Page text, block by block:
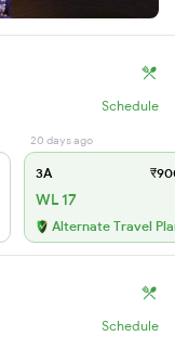
Schedule
20 days ago
3A
WL 17
Alternate Travel
Schedule